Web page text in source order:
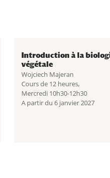
Introduction à la
végétale
Wojciech Majeran
Cours de 12 heures,
Mercredi 10h30-12h30
A partir du 6 janvier 2027